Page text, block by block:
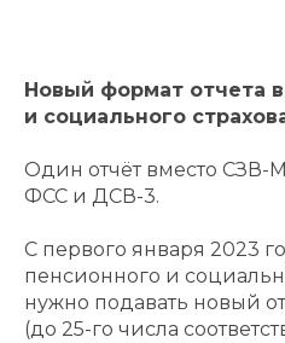
Новый формат отчета
и социального
Один отчёт вместо СЗВ-
ФСС и ДСВ-3.
C первого января 2023
пенсионного и
нужно подавать новый
(до 25-го числа